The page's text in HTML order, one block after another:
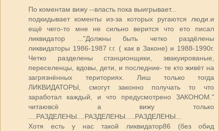
По коментам вижу --власть пока выигрывает...
подкидывает коменты из-за которых ругаются люди.и
ещё чего-то мне не сильно верится что ето писал
ликвидатор ..."Должны быть четко раздёлены
ликвидаторы 1986-1987 г.г. ( как в Законе) и 1988-1990г.
Четко разделены станционщики, эвакуированые,
переселенцы, вдовы, дети, и последние- те кто живёт на
загрязнённых териториях. Лиш только тогда
ЛИКВИДАТОРЫ, смогут законно получать то что
заработал каждый, и что предусмотрено ЗАКОНОМ."
читаювсё а вижу только
....РАЗДЕЛЕНЫ....РАЗДЕЛЕНЫ.....РАЗДЕЛЕНЫ...
Хотя есть у нас такой ликвидатор86 (без обид